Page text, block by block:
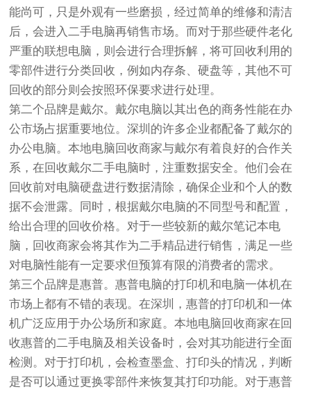
能尚可，只是外观有一些磨损，经过简单的维修和清洁
后，会进入二手电脑再销售市场。而对于那些硬件老化
严重的联想电脑，则会进行合理拆解，将可回收利用的
零部件进行分类回收，例如内存条、硬盘等，其他不可
回收的部分则会按照环保要求进行处理。
第二个品牌是戴尔。戴尔电脑以其出色的商务性能在办
公市场占据重要地位。深圳的许多企业都配备了戴尔的
办公电脑。本地电脑回收商家与戴尔有着良好的合作关
系，在回收戴尔二手电脑时，注重数据安全。他们会在
回收前对电脑硬盘进行数据清除，确保企业和个人的数
据不会泄露。同时，根据戴尔电脑的不同型号和配置，
给出合理的回收价格。对于一些较新的戴尔笔记本电
脑，回收商家会将其作为二手精品进行销售，满足一些
对电脑性能有一定要求但预算有限的消费者的需求。
第三个品牌是惠普。惠普电脑的打印机和电脑一体机在
市场上都有不错的表现。在深圳，惠普的打印机和一体
机广泛应用于办公场所和家庭。本地电脑回收商家在回
收惠普的二手电脑及相关设备时，会对其功能进行全面
检测。对于打印机，会检查墨盒、打印头的情况，判断
是否可以通过更换零部件来恢复其打印功能。对于惠普